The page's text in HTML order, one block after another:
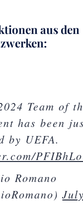
aus den
Team of
has been
by UEFA.
Romano